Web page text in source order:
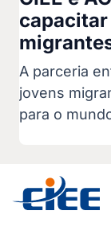
A parceria
jovens
para o